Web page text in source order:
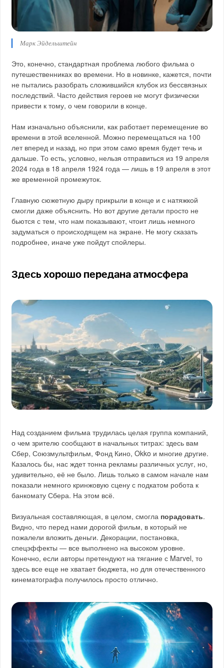
Марк Эйдельштейн
Это, конечно, стандартная проблема любого фильма о
путешественниках во времени. Но в новинке, кажется, почти
не пытались разобрать сложившийся клубок из бессвязных
последствий. Часто действия героев не могут физически
привести к тому, о чем говорили в конце.
Нам изначально объяснили, как работает перемещение во
времени в этой вселенной. Можно перемещаться на 100
лет вперед и назад, но при этом само время будет течь и
дальше. То есть, условно, нельзя отправиться из 19 апреля
2024 года в 18 апреля 1924 года — лишь в 19 апреля в этот
же временной промежуток.
Главную сюжетную дыру прикрыли в конце и с натяжкой
смогли даже объяснить. Но вот другие детали просто не
бьются с тем, что нам показывают, чтоит лишь немного
задуматься о происходящем на экране. Не могу сказать
подробнее, иначе уже пойдут спойлеры.
Здесь хорошо передана атмосфера
Над созданием фильма трудилась целая группа компаний,
о чем зрителю сообщают в начальных титрах: здесь вам
Сбер, Союзмультфильм, Фонд Кино, Okko и многие другие.
Казалось бы, нас ждет тонна рекламы различных услуг, но,
удивительно, её не было. Лишь только в самом начале нам
показали немного кринжовую сцену с подкатом робота к
банкомату Сбера. На этом всё.
Визуальная составляющая, в целом, смогла порадовать.
Видно, что перед нами дорогой фильм, в который не
пожалели вложить деньги. Декорации, постановка,
спецэффекты — все выполнено на высоком уровне.
Конечно, если авторы претендуют на тягание с Marvel, то
здесь все еще не хватает бюджета, но для отечественного
кинематографа получилось просто отлично.